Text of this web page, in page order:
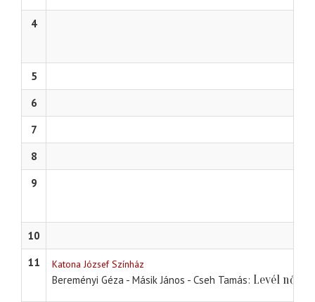
4
5
6
7
8
9
10
11
Katona József Színház
Bereményi Géza - Másik János - Cseh Tamás Levél